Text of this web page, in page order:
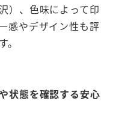
）、色味によって印
感やデザイン性も評
状態を確認する安心